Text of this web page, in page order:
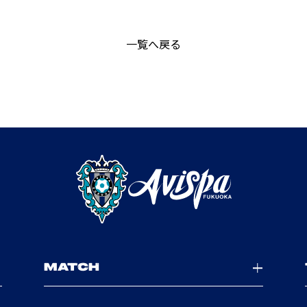
一覧へ戻る
MATCH